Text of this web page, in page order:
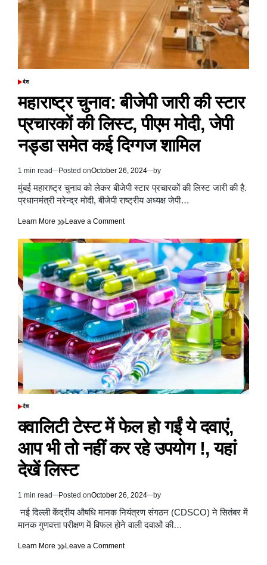
भारत
रिश्तों
में
हुआ
सुधार:
जयशंकर
POSTED
देश
महाराष्ट्र चुनाव: बीजेपी जारी की स्टार
प्रचारकों की लिस्ट, पीएम मोदी, जेपी
नड्डा समेत कई दिग्गज शामिल
Estimated
read
time
1 min read Posted onOctober 26, 2024 by
मुंबई महाराष्ट्र चुनाव को लेकर बीजेपी स्टार प्रचारकों की लिस्ट जारी की है.
प्रधानमंत्री नरेन्द्र मोदी, बीजेपी राष्ट्रीय अध्यक्ष जेपी…
Learn More Leave a Commenton
चुनाव:
बीजेपी
जारी
की
स्टार
प्रचारकों
की
लिस्ट,
पीएम
मोदी,
जेपी
नड्डा
समेत
कई
दिग्गज
POSTED
देश
क्वालिटी टेस्ट में फेल हो गईं ये दवाएं,
आप भी तो नहीं कर रहे उपयोग !, यहां
देखें लिस्ट
Estimated
read
time
1 min read Posted onOctober 26, 2024 by
नई दिल्ली केंद्रीय औषधि मानक नियंत्रण संगठन (CDSCO) ने सितंबर में
मानक गुणवत्ता परीक्षण में विफल होने वाली दवाओं की…
Learn More Leave a Commenton